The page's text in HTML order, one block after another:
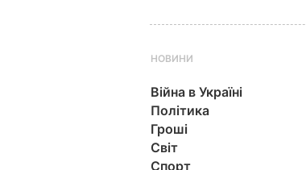
НОВИНИ
Війна в Україні
Політика
Гроші
Світ
Спорт